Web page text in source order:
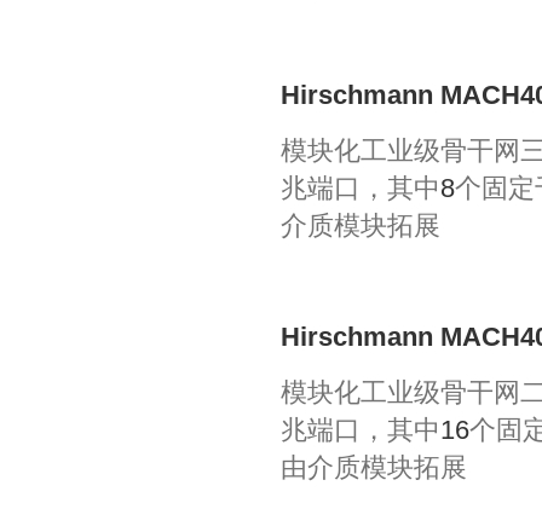
Hirschmann
模块化工业级骨干网
兆端口，其中8个固定
介质模块拓展
Hirschmann
模块化工业级骨干网
兆端口，其中16个固
由介质模块拓展